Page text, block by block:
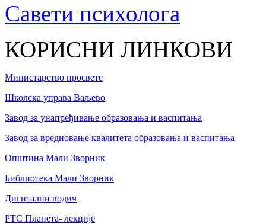
Савети психолога
КОРИСНИ ЛИНКОВИ
Министарство просвете
Школска управа Ваљево
Завод за унапређивање образовања и васпитања
Завод за вредновање квалитета образовања и васпитања
Општина Мали Зворник
Библиотека Мали Зворник
Дигитални водич
РТС Планета- лекције